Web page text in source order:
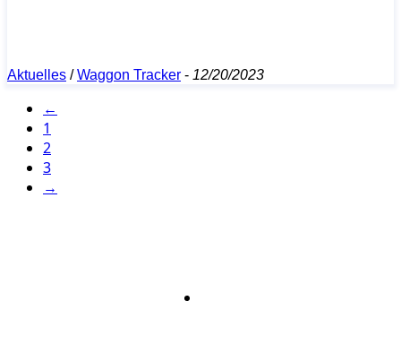
Aktuelles /Waggon Tracker - 12/20/2023
←
1
2
3
→